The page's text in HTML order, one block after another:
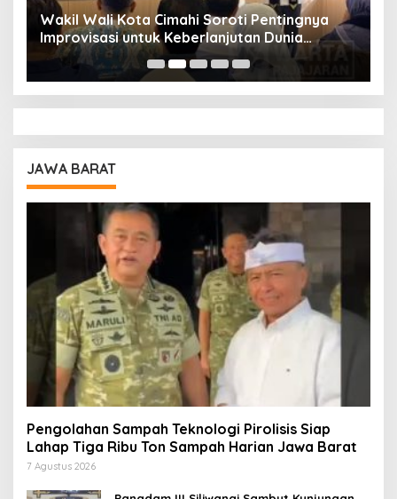
Wakil Wali Kota Cimahi Soroti Pentingnya
Improvisasi untuk Keberlanjutan Dunia
Pendidikan
JAWA BARAT
Pengolahan Sampah Teknologi Pirolisis Siap
Lahap Tiga Ribu Ton Sampah Harian Jawa Barat
7 Agustus 2026